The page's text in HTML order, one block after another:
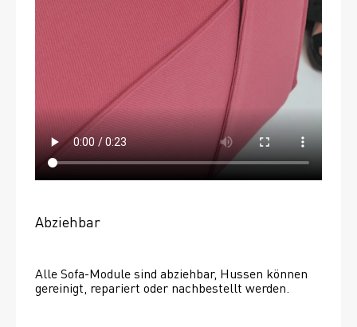
Abziehbar
Alle Sofa-Module sind abziehbar, Hussen können
gereinigt, repariert oder nachbestellt werden.